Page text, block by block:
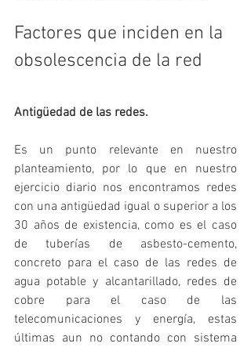
Factores que inciden en la
obsolescencia de la red
Antigüedad de las redes.
Es un punto relevante en nuestro
planteamiento, por lo que en nuestro
ejercicio diario nos encontramos redes
con una antigüedad igual o superior a los
30 años de existencia, como es el caso
de tuberías de asbesto-cemento,
concreto para el caso de las redes de
agua potable y alcantarillado, redes de
cobre para el caso de las
telecomunicaciones y energía, estas
últimas aun no contando con sistema